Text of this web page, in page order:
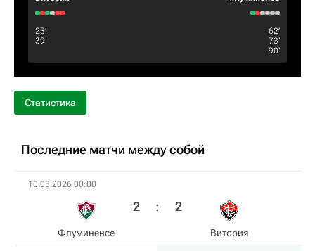
23‎’‎
39‎’‎
62‎’‎
73‎’‎
90‎’‎
Статистика
Последние матчи между собой
10.05.2026 00:00
Флуминенсе
2 : 2
Витория